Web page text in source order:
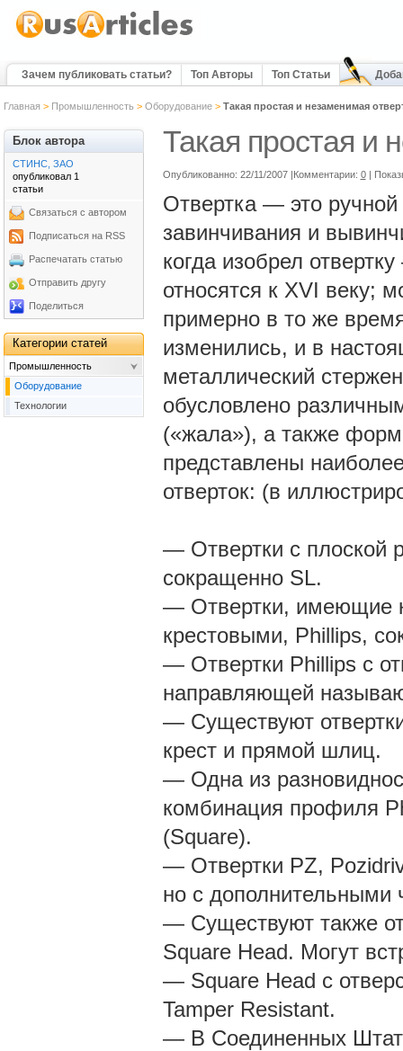
Зачем публиковать статьи? Топ Авторы Топ Статьи
Главная > Промышленность > Оборудование> Такая простая и незаменимая
Такая простая и
Опубликованно: 22/11/2007 |Комментарии: 0 |
Отвертка — это
завинчивания и
когда изобрел
относятся к XVI веку;
примерно в то же
изменились, и в
металлический
обусловлено
(«жала»), а также
представлены
отверток: (в
— Отвертки с плоской
сокращенно SL.
— Отвертки, имеющие
крестовыми, Phillips,
— Отвертки Phillips с
направляющей
— Существуют
крест и прямой шлиц.
— Одна из
комбинация профиля
(Square).
— Отвертки PZ,
но с дополнительными
— Существуют также
Square Head. Могут
— Square Head с
Tamper Resistant.
— В Соединенных
Блок автора
СТИНС, ЗАО
опубликовал 1
статьи
Связаться с автором
Подписаться на RSS
Распечатать статью
Отправить другу
Поделиться
Категории статей
Промышленность
Оборудование
Технологии